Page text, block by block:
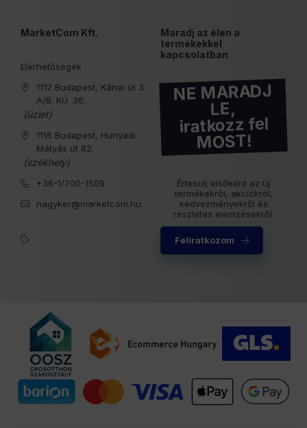
MarketCom Kft.
Elérhetőségek
1112 Budapest, Kánai út 3
A/B. KÜ. 36.
(üzlet)
1116 Budapest, Hunyadi
Mátyás út 82.
(székhely)
+36-1/700-1509
nagyker@marketcom.hu
Maradj az élen a
termékekkel
kapcsolatban
NE MARADJ
LE,
iratkozz fel
MOST!
Értesülj elsőként az új
termékekről, akciókról,
kedvezményekről és
részletes elemzésekről.
Feliratkozom